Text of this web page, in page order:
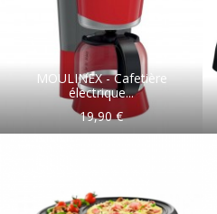
MOULINEX - Cafetière
électrique...
19,90 €